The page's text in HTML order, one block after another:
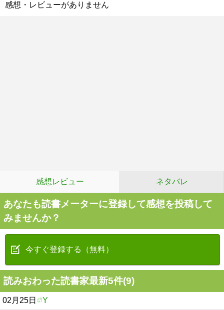
感想・レビューがありません
感想レビュー ネタバレ
あなたも読書メーターに登録して感想を投稿して
みませんか？
今すぐ登録する（無料）
読みおわった読書家最新5件(9)
02月25日 Y